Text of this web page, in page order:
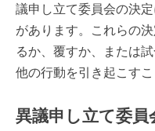
議申し立て委員会の決
があります。これらの
るか、覆すか、または
他の行動を引き起こすこ
異議申し立て委